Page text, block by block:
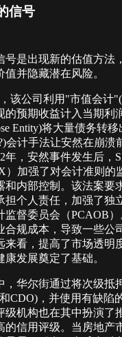
信号
号是出现新的估值方法
并隐藏潜在风险。
该公司利用"市值会计
的预期收益计入当期利
Entity)将大量债务转
会计手法让安然在崩溃
年，安然事件发生后，
）加强了对会计准则的
和内部控制。该法案要
担个人责任，加强了独
监督委员会（PCAOB
合规成本，导致一些公
来看，提高了市场透明
发展奠定了基础。
，华尔街通过将次级抵
CDO)，并使用有缺陷
级机构也在其中扮演了
的信用评级。当房地产